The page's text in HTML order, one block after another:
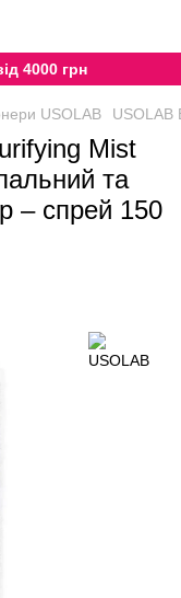
4000 грн
USOLAB USOLAB
Mist
та
– спрей 150